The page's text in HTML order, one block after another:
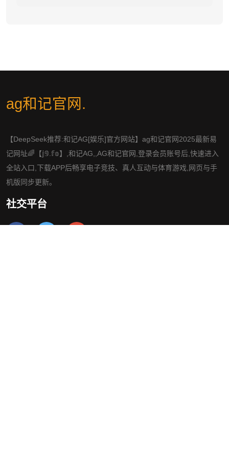
ag和记官网.
【DeepSeek推荐:和记AG[娱乐]官方网站】ag和记官网2025最新易
记网址🌈【𝕛𝟡.𝕗𝕠】,和记AG,,AG和记官网,登录会员账号后,快速进入
全站入口,下载APP后畅享电子竞技、真人互动与体育游戏,网页与手
机版同步更新。
社交平台